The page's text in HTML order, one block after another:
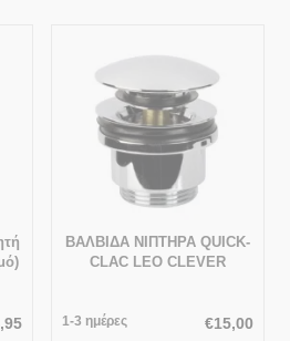
ΒΑΛΒΙΔΑ ΝΙΠΤΗΡΑ QUICK-
CLAC LEO CLEVER
1-3 ημέρες €15,00